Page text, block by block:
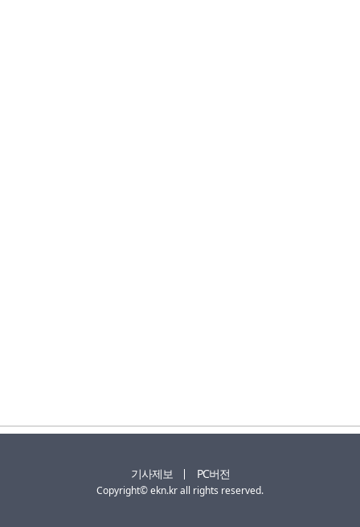
기사제보 PC버전
Copyright© ekn.kr all rights reserved.